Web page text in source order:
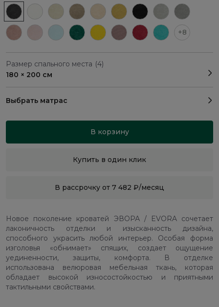
+8
Размер спального места (4)
180 × 200 см
Выбрать матрас
В корзину
Купить в один клик
В рассрочку от 7 482 ₽/месяц
Новое поколение кроватей ЭВОРА / EVORA сочетает
лаконичность отделки и изысканность дизайна,
способного украсить любой интерьер. Особая форма
изголовья «обнимает» спящих, создает ощущение
уединенности, защиты, комфорта. В отделке
использована велюровая мебельная ткань, которая
обладает высокой износостойкостью и приятными
тактильными свойствами.